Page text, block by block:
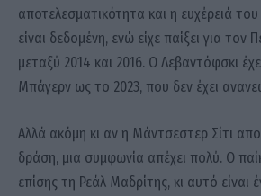
αποτελεσματικότητα και η ευχέρειά
είναι δεδομένη, ενώ είχε παίξει για τον
μεταξύ 2014 και 2016. Ο Λεβαντόφσκι
Μπάγερν ως το 2023, που δεν έχει
Αλλά ακόμη κι αν η Μάντσεστερ Σίτι
δράση, μια συμφωνία απέχει πολύ. Ο
επίσης τη Ρεάλ Μαδρίτης, κι αυτό είναι